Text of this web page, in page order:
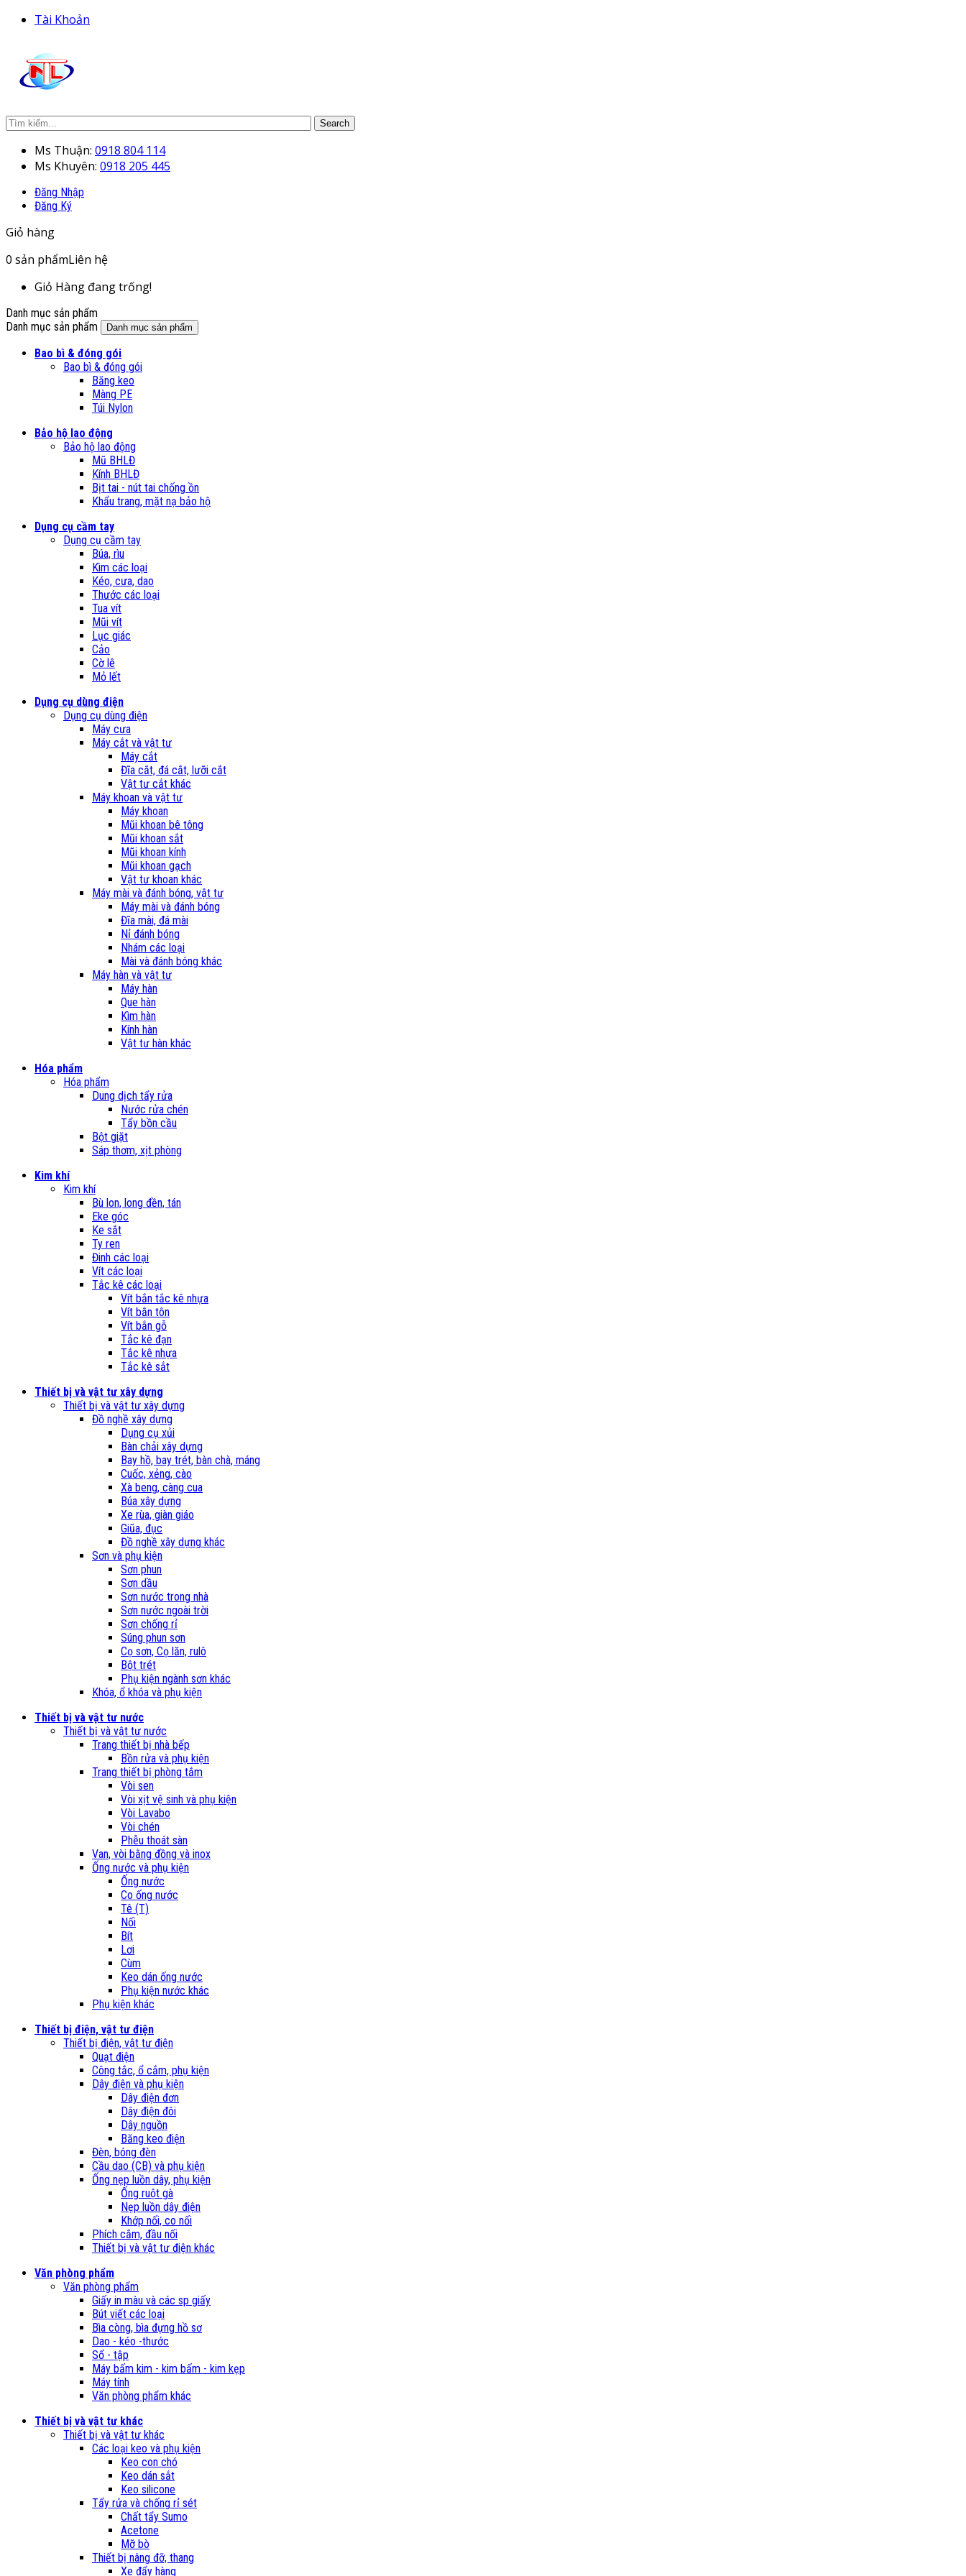
Tài Khoản
Search
Ms Thuận: 0918 804 114
Ms Khuyên: 0918 205 445
Đăng Nhập
Đăng Ký
Giỏ hàng
0 sản phẩmLiên hệ
Giỏ Hàng đang trống!
Danh mục sản phẩm
Danh mục sản phẩm
Danh mục sản phẩm
Bao bì & đóng gói
Bao bì & đóng gói
Băng keo
Màng PE
Túi Nylon
Bảo hộ lao động
Bảo hộ lao động
Mũ BHLĐ
Kính BHLĐ
Bịt tai - nút tai chống ồn
Khẩu trang, mặt nạ bảo hộ
Dụng cụ cầm tay
Dụng cụ cầm tay
Búa, rìu
Kìm các loại
Kéo, cưa, dao
Thước các loại
Tua vít
Mũi vít
Lục giác
Cảo
Cờ lê
Mỏ lết
Dụng cụ dùng điện
Dụng cụ dùng điện
Máy cưa
Máy cắt và vật tư
Máy cắt
Đĩa cắt, đá cắt, lưỡi cắt
Vật tư cắt khác
Máy khoan và vật tư
Máy khoan
Mũi khoan bê tông
Mũi khoan sắt
Mũi khoan kính
Mũi khoan gạch
Vật tư khoan khác
Máy mài và đánh bóng, vật tư
Máy mài và đánh bóng
Đĩa mài, đá mài
Nỉ đánh bóng
Nhám các loại
Mài và đánh bóng khác
Máy hàn và vật tư
Máy hàn
Que hàn
Kìm hàn
Kính hàn
Vật tư hàn khác
Hóa phẩm
Hóa phẩm
Dung dịch tẩy rửa
Nước rửa chén
Tẩy bồn cầu
Bột giặt
Sáp thơm, xịt phòng
Kim khí
Kim khí
Bù lon, long đền, tán
Eke góc
Ke sắt
Ty ren
Đinh các loại
Vít các loại
Tắc kê các loại
Vít bắn tắc kê nhựa
Vít bắn tôn
Vít bắn gỗ
Tắc kê đạn
Tắc kê nhựa
Tắc kê sắt
Thiết bị và vật tư xây dựng
Thiết bị và vật tư xây dựng
Đồ nghề xây dựng
Dụng cụ xủi
Bàn chải xây dựng
Bay hồ, bay trét, bàn chà, máng
Cuốc, xẻng, cào
Xà beng, càng cua
Búa xây dựng
Xe rùa, giàn giáo
Giũa, đục
Đồ nghề xây dựng khác
Sơn và phụ kiện
Sơn phun
Sơn dầu
Sơn nước trong nhà
Sơn nước ngoài trời
Sơn chống rỉ
Súng phun sơn
Cọ sơn, Cọ lăn, rulô
Bột trét
Phụ kiện ngành sơn khác
Khóa, ổ khóa và phụ kiện
Thiết bị và vật tư nước
Thiết bị và vật tư nước
Trang thiết bị nhà bếp
Bồn rửa và phụ kiện
Trang thiết bị phòng tắm
Vòi sen
Vòi xịt vệ sinh và phụ kiện
Vòi Lavabo
Vòi chén
Phễu thoát sàn
Van, vòi bằng đồng và inox
Ống nước và phụ kiện
Ống nước
Co ống nước
Tê (T)
Nối
Bít
Lơi
Cùm
Keo dán ống nước
Phụ kiện nước khác
Phụ kiện khác
Thiết bị điện, vật tư điện
Thiết bị điện, vật tư điện
Quạt điện
Công tắc, ổ cắm, phụ kiện
Dây điện và phụ kiện
Dây điện đơn
Dây điện đôi
Dây nguồn
Băng keo điện
Đèn, bóng đèn
Cầu dao (CB) và phụ kiện
Ống nẹp luồn dây, phụ kiện
Ống ruột gà
Nẹp luồn dây điện
Khớp nối, co nối
Phích cắm, đầu nối
Thiết bị và vật tư điện khác
Văn phòng phẩm
Văn phòng phẩm
Giấy in màu và các sp giấy
Bút viết các loại
Bìa còng, bìa đựng hồ sơ
Dao - kéo -thước
Sổ - tập
Máy bấm kim - kim bấm - kim kẹp
Máy tính
Văn phòng phẩm khác
Thiết bị và vật tư khác
Thiết bị và vật tư khác
Các loại keo và phụ kiện
Keo con chó
Keo dán sắt
Keo silicone
Tẩy rửa và chống rỉ sét
Chất tẩy Sumo
Acetone
Mỡ bò
Thiết bị nâng đỡ, thang
Xe đẩy hàng